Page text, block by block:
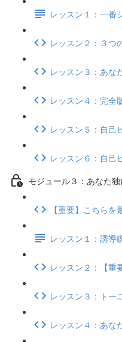
レッスン１：一番
レッスン２：３つ
レッスン３：あな
レッスン４：完全
レッスン５：自己
レッスン６：自己
モジュール３：あなた
【重要】こちら
レッスン１：誘導
レッスン２：【重
レッスン３：トー
レッスン４：あな